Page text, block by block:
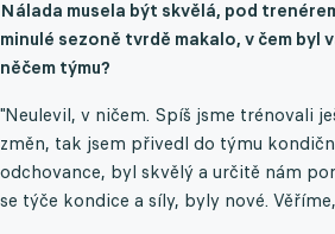
Nálada musela být skvělá, pod
minulé sezoně tvrdě makalo, v čem byl
něčem týmu?
"Neulevil, v ničem. Spíš jsme trénovali
změn, tak jsem přivedl do týmu
odchovance, byl skvělý a určitě nám
se týče kondice a síly, byly nové.